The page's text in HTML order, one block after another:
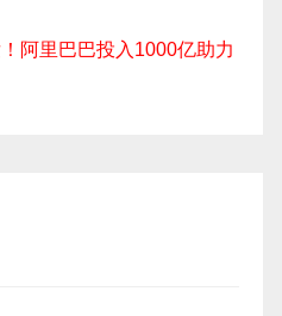
阿里巴巴投入1000亿助力